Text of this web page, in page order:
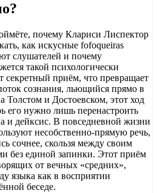
почему Клариси Лиспектор
как искусные fofoqueiras
слушателей и почему
такой психологически
секретный приём, что превращает
сознания, льющийся прямо в
Толстом и Достоевском, этот ход
его нужно лишь перенастроить
и дейксис. В повседневной жизни
несобственно-прямую речь,
сочнее, скользя между своим
без единой запинки. Этот приём
от вечных «средних»,
языка как в восприятии
беседе.